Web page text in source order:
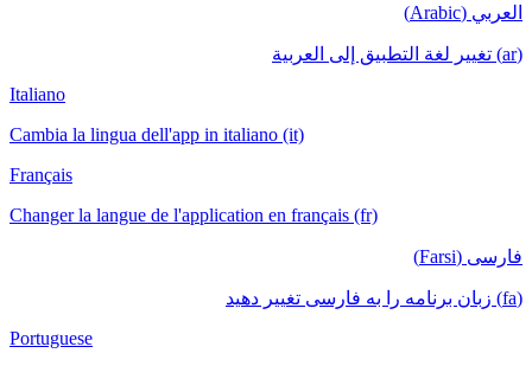
العربي (Arabic)
(ar) تغيير لغة التطبيق إلى العربية
Italiano
Cambia la lingua dell'app in italiano (it)
Français
Changer la langue de l'application en français (fr)
فارسی (Farsi)
(fa) زبان برنامه را به فارسی تغییر دهید
Portuguese